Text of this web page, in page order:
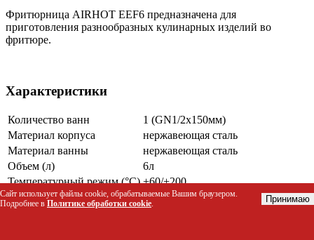
Фритюрница AIRHOT EEF6 предназначена для
приготовления разнообразных кулинарных изделий во
фритюре.
Характеристики
Количество ванн
1 (GN1/2x150мм)
Материал корпуса
нержавеющая сталь
Материал ванны
нержавеющая сталь
Объем (л)
6л
Температурный режим (°С) +60/+200
2 термостата (рабочий и аварийный)
Сайт использует файлы cookie, обрабатываемые Вашим браузером.
Подробнее в Политике обработки cookie. Принимаю